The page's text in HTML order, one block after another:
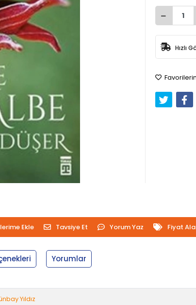
Hızlı
Ekle Tavsiye Et Yorum Yaz Fiyat
Yorumlar
Yıldız